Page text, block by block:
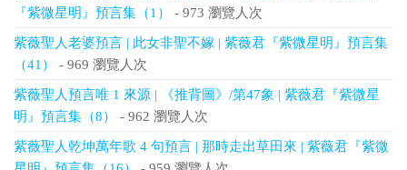
『紫微星明』預言集（1）
- 973 瀏覽人次
紫薇聖人老婆預言 | 此女非聖不嫁 | 紫薇君『紫微星明』預言集
（41）
- 969 瀏覽人次
紫薇聖人預言唯 1 來源 | 《推背圖》/第47象 | 紫薇君『紫微星
明』預言集（8）
- 962 瀏覽人次
紫薇聖人乾坤萬年歌 4 句預言 | 那時走出草田來 | 紫薇君『紫微